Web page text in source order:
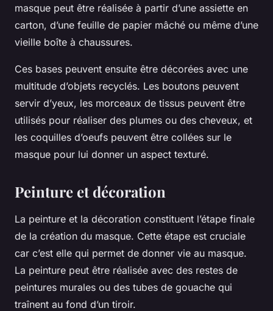
masque peut être réalisée à partir d’une assiette en
carton, d’une feuille de papier mâché ou même d’une
vieille boîte à chaussures.
Ces bases peuvent ensuite être décorées avec une
multitude d’objets recyclés. Les boutons peuvent
servir d’yeux, les morceaux de tissus peuvent être
utilisés pour réaliser des plumes ou des cheveux, et
les coquilles d’oeufs peuvent être collées sur le
masque pour lui donner un aspect texturé.
Peinture et décoration
La peinture et la décoration constituent l’étape finale
de la création du masque. Cette étape est cruciale
car c’est elle qui permet de donner vie au masque.
La peinture peut être réalisée avec des restes de
peintures murales ou des tubes de gouache qui
traînent au fond d’un tiroir.